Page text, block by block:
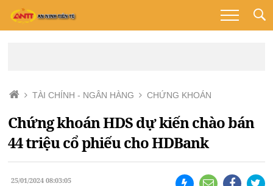
TÀI CHÍNH - NGÂN HÀNG CHỨNG KHOÁN
Chứng khoán HDS dự kiến chào bán
44 triệu cổ phiếu cho HDBank
25/01/2024 08:03:05